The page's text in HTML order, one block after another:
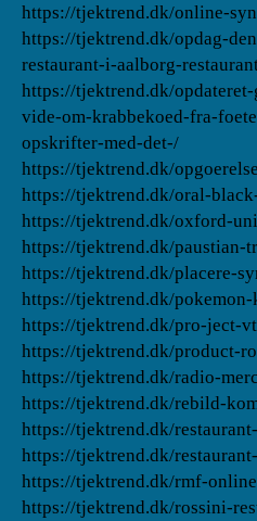
https://tjektrend.dk/online-
https://tjektrend.dk/opdag-
restaurant-i-aalborg-
https://tjektrend.dk/
vide-om-krabbekoed-fra-
opskrifter-med-det-/
https://tjektrend.dk/
https://tjektrend.dk/oral-
https://tjektrend.dk/oxford-
https://tjektrend.dk/paustian-
https://tjektrend.dk/placere-
https://tjektrend.dk/
https://tjektrend.dk/pro-ject-
https://tjektrend.dk/product-
https://tjektrend.dk/radio-
https://tjektrend.dk/rebild-
https://tjektrend.dk/
https://tjektrend.dk/
https://tjektrend.dk/rmf-
https://tjektrend.dk/rossini-